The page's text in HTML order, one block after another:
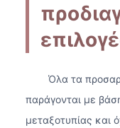
Όλα τα
παράγονται με
μεταξοτυπίας και